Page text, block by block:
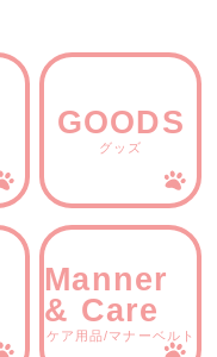
GOODS
グッズ
Manner
& Care
ケア用品/マナーベルト